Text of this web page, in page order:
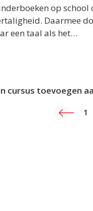
op
Daarmee
een taal als het…
cursus toevoegen
1